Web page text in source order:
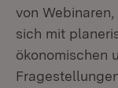
von
sich mit
ökonomischen